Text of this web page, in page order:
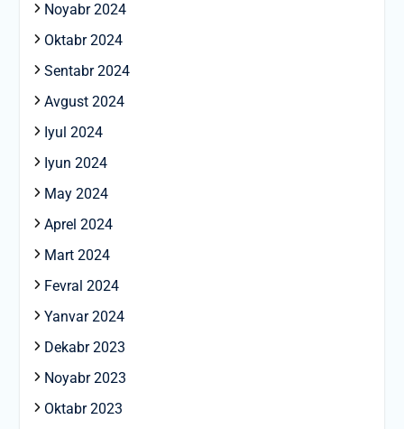
Noyabr 2024
Oktabr 2024
Sentabr 2024
Avgust 2024
Iyul 2024
Iyun 2024
May 2024
Aprel 2024
Mart 2024
Fevral 2024
Yanvar 2024
Dekabr 2023
Noyabr 2023
Oktabr 2023